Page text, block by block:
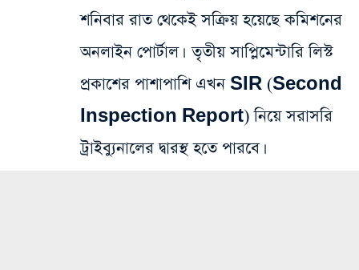
শনিবার রাত থেকেই সক্রিয় হয়েছে কমিশনের
অনলাইন পোর্টাল। তৃতীয় সাপ্লিমেন্টারি লিস্ট
প্রকাশের পাশাপাশি এখন SIR (Second
Inspection Report) নিয়ে সরাসরি
ট্রাইব্যুনালের দ্বারস্থ হতে পারবে।